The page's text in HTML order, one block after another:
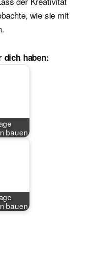
wie sie mit
dich haben:
bauen
bauen